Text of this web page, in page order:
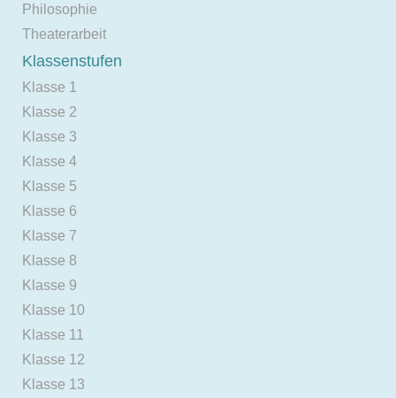
Philosophie
Theaterarbeit
Klassenstufen
Klasse 1
Klasse 2
Klasse 3
Klasse 4
Klasse 5
Klasse 6
Klasse 7
Klasse 8
Klasse 9
Klasse 10
Klasse 11
Klasse 12
Klasse 13